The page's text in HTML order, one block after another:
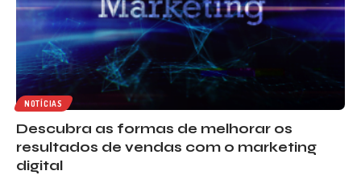
NOTÍCIAS
Descubra as formas de melhorar os
resultados de vendas com o marketing
digital